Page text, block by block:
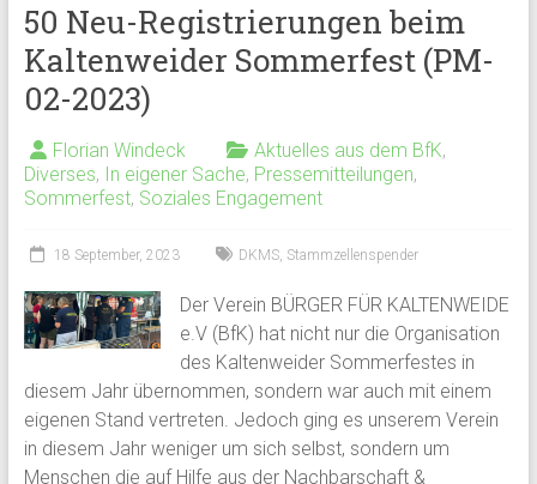
50 Neu-Registrierungen beim
Kaltenweider Sommerfest (PM-
02-2023)
Florian Windeck Aktuelles aus dem BfK,
Diverses, In eigener Sache, Pressemitteilungen,
Sommerfest, Soziales Engagement
18 September, 2023 DKMS, Stammzellenspender
Der Verein BÜRGER FÜR KALTENWEIDE
e.V (BfK) hat nicht nur die Organisation
des Kaltenweider Sommerfestes in
diesem Jahr übernommen, sondern war auch mit einem
eigenen Stand vertreten. Jedoch ging es unserem Verein
in diesem Jahr weniger um sich selbst, sondern um
Menschen die auf Hilfe aus der Nachbarschaft &